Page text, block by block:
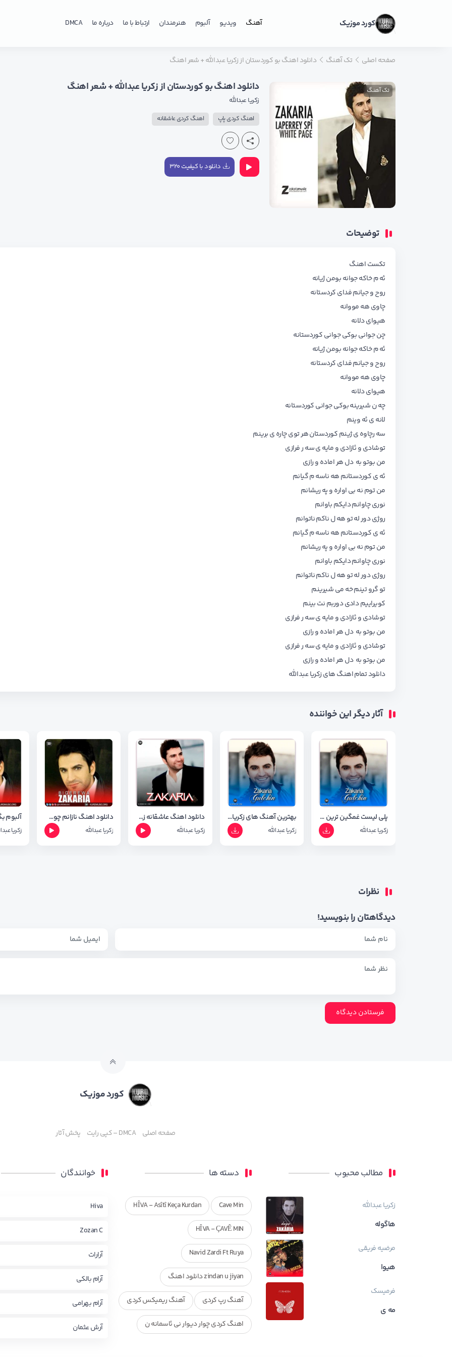
کورد موزیک آهنگ ویدیو آلبوم هنرمندان ارتباط با ما درباره ما DMCA
صفحه اصلی تک آهنگ دانلود اهنگ بو کوردستان از زکریا عبدالله + شعر اهنگ
تک آهنگ دانلود اهنگ بو کوردستان از زکریا عبدالله + شعر اهنگ
زکریا عبدالله
اهنگ کردی پاپ اهنگ کردی عاشقانه
دانلود با کیفیت ۳۲۰
توضیحات
تکست اهنگ
ئه م خاکه جوانه بومن ژیانه
روح و جیانم فدای کردستانه
چاوی هه مووانه
هیوای دلانه
چن جوانی بوکی جوانی کوردستانه
ئه م خاکه جوانه بومن ژیانه
روح و جیانم فدای کردستانه
چاوی هه مووانه
هیوای دلانه
چه ن شیرینه بوکی جوانی کوردستانه
لانه ی ئه وینم
سه رچاوه ی ژینم کوردستان هر توی چاره ی برینم
توشادی و ئازادی و مایه ی سه ر فرازی
من بوتو به دل هر اماده و رازی
ئه ی کوردستانم هه ناسه م گیانم
من توم نه بی اواره و په ریشانم
نوری چاوانم دایکم باوانم
روژی دور له تو هه ل ناکم ناتوانم
ئه ی کوردستانم هه ناسه م گیانم
من توم نه بی اواره و په ریشانم
نوری چاوانم دایکم باوانم
روژی دور له تو هه ل ناکم ناتوانم
تو گرو تینم خه می شیرینم
کویراییم دادی دوربم نت بینم
توشادی و ئازادی و مایه ی سه ر فرازی
من بوتو به دل هر اماده و رازی
توشادی و ئازادی و مایه ی سه ر فرازی
من بوتو به دل هر اماده و رازی
دانلود تمام اهنگ هایزکریا عبدالله
آثار دیگر این خواننده
پلی لیست غمگین ترین اهنگ های زکریا عبدالله ( آپدیت 1403 )
زکریا عبدالله
بهترین آهنگ های زکریا عبدالله
زکریا عبدالله
دانلود اهنگ عاشقانه زکریا عبدالله به نام بو پشیمانی
زکریا عبدالله
دانلود اهنگ نازانم چون خوشم ویستی از زکریا عبدالله
زکریا عبدالله زکریا
نظرات
دیدگاهتان را بنویسید!
کورد موزیک
صفحه اصلی DMCA – کپی رایت پخش آثار
مطالب محبوب
زکریا عبدالله
هاگوله
مرضیه فریقی
هیوا
فرمیسک
مه ی
دسته ها
Cave Min
HÎVA - Asîtî Keça Kurdan
HÎVA - ÇAVÊ MIN
Navid Zardi Ft Ruya
zindan u jiyan دانلود اهنگ
آهنگ رپ کردی آهنگ ریمیکس کردی
اهنگ کردی چوار دیوار نی ئاسمانه ن
خوانندگان
Hiva
Zozan C
آرارات
آرام بالکی
آرام بهرامی
آرش عثمان